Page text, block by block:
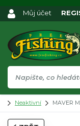
Můj účet
Neaktivní MAVER